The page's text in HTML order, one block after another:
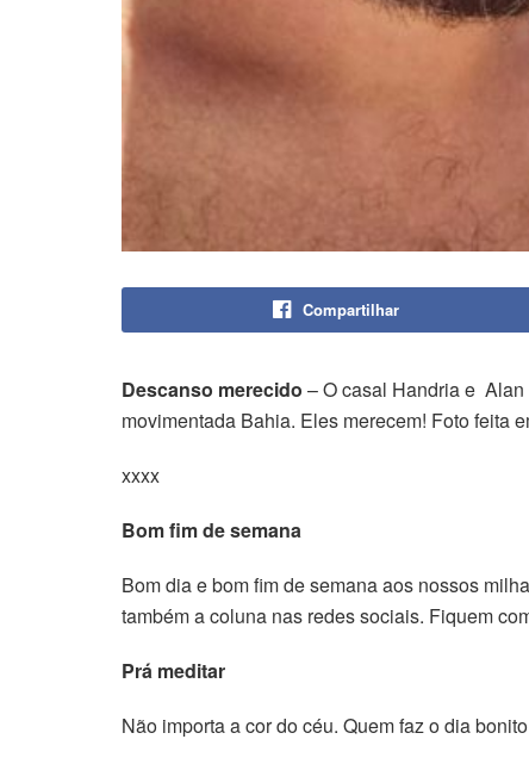
Compartilhar
Descanso merecido – O casal Handria e Alan
movimentada Bahia. Eles merecem! Foto feita
xxxx
Bom fim de semana
Bom dia e bom fim de semana aos nossos
também a coluna nas redes sociais. Fiquem
Prá meditar
Não importa a cor do céu. Quem faz o dia